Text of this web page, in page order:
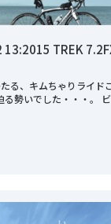
TREK
る、キムちゃりライド
勢いでした・・・。